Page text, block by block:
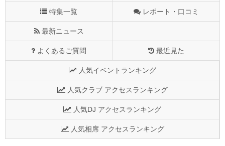
特集一覧 レポート・口コミ
最新ニュース
よくあるご質問 最近見た
人気イベントランキング
人気クラブ アクセスランキング
人気DJ アクセスランキング
人気相席 アクセスランキング